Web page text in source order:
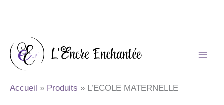
contenu
Accueil Produits L’ECOLE MATERNELLE